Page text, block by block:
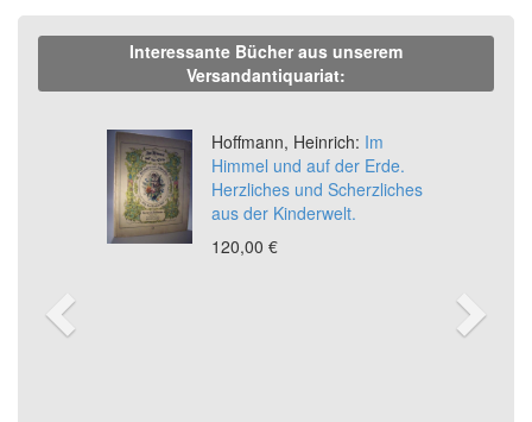
Interessante Bücher aus unserem
Versandantiquariat:
Hoffmann, Heinrich: Im
Himmel und auf der Erde.
Herzliches und Scherzliches
aus der Kinderwelt.
120,00 €
Previous